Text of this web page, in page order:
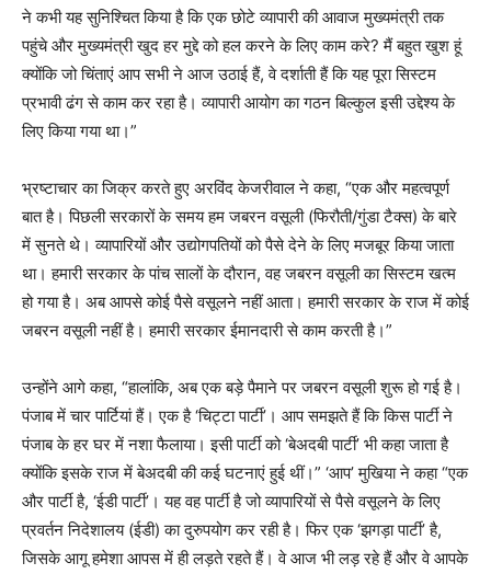
ने कभी यह सुनिश्चित किया है कि एक छोटे व्यापारी की आवाज मुख्यमंत्री तक
पहुंचे और मुख्यमंत्री खुद हर मुद्दे को हल करने के लिए काम करे? मैं बहुत खुश हूं
क्योंकि जो चिंताएं आप सभी ने आज उठाई हैं, वे दर्शाती हैं कि यह पूरा सिस्टम
प्रभावी ढंग से काम कर रहा है। व्यापारी आयोग का गठन बिल्कुल इसी उद्देश्य के
लिए किया गया था।”
भ्रष्टाचार का जिक्र करते हुए अरविंद केजरीवाल ने कहा, “एक और महत्वपूर्ण
बात है। पिछली सरकारों के समय हम जबरन वसूली (फिरौती/गुंडा टैक्स) के बारे
में सुनते थे। व्यापारियों और उद्योगपतियों को पैसे देने के लिए मजबूर किया जाता
था। हमारी सरकार के पांच सालों के दौरान, वह जबरन वसूली का सिस्टम खत्म
हो गया है। अब आपसे कोई पैसे वसूलने नहीं आता। हमारी सरकार के राज में कोई
जबरन वसूली नहीं है। हमारी सरकार ईमानदारी से काम करती है।”
उन्होंने आगे कहा, “हालांकि, अब एक बड़े पैमाने पर जबरन वसूली शुरू हो गई है।
पंजाब में चार पार्टियां हैं। एक है ‘चिट्टा पार्टी’। आप समझते हैं कि किस पार्टी ने
पंजाब के हर घर में नशा फैलाया। इसी पार्टी को ‘बेअदबी पार्टी’ भी कहा जाता है
क्योंकि इसके राज में बेअदबी की कई घटनाएं हुई थीं।” ‘आप’ मुखिया ने कहा “एक
और पार्टी है, ‘ईडी पार्टी’। यह वह पार्टी है जो व्यापारियों से पैसे वसूलने के लिए
प्रवर्तन निदेशालय (ईडी) का दुरुपयोग कर रही है। फिर एक ‘झगड़ा पार्टी’ है,
जिसके आगू हमेशा आपस में ही लड़ते रहते हैं। वे आज भी लड़ रहे हैं और वे आपके